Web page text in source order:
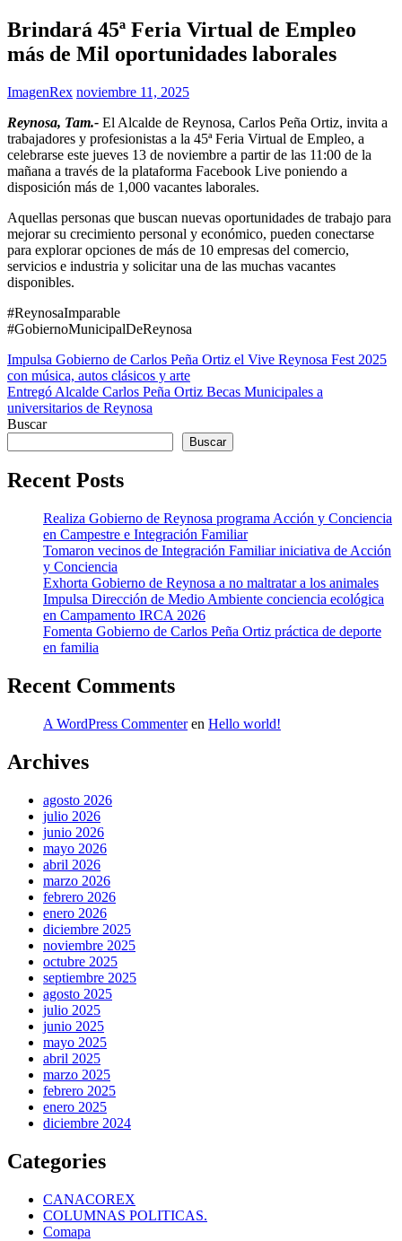
Brindará 45ª Feria Virtual de Empleo
más de Mil oportunidades laborales
ImagenRex noviembre 11, 2025
Reynosa, Tam.- El Alcalde de Reynosa, Carlos Peña Ortiz, invita a
trabajadores y profesionistas a la 45ª Feria Virtual de Empleo, a
celebrarse este jueves 13 de noviembre a partir de las 11:00 de la
mañana a través de la plataforma Facebook Live poniendo a
disposición más de 1,000 vacantes laborales.
Aquellas personas que buscan nuevas oportunidades de trabajo para
mejorar su crecimiento personal y económico, pueden conectarse
para explorar opciones de más de 10 empresas del comercio,
servicios e industria y solicitar una de las muchas vacantes
disponibles.
#ReynosaImparable
#GobiernoMunicipalDeReynosa
Navegación
de
entradas
Impulsa Gobierno de Carlos Peña Ortiz el Vive Reynosa Fest 2025
con música, autos clásicos y arte
Entregó Alcalde Carlos Peña Ortiz Becas Municipales a
universitarios de Reynosa
Buscar
Buscar
Recent Posts
Realiza Gobierno de Reynosa programa Acción y Conciencia
en Campestre e Integración Familiar
Tomaron vecinos de Integración Familiar iniciativa de Acción
y Conciencia
Exhorta Gobierno de Reynosa a no maltratar a los animales
Impulsa Dirección de Medio Ambiente conciencia ecológica
en Campamento IRCA 2026
Fomenta Gobierno de Carlos Peña Ortiz práctica de deporte
en familia
Recent Comments
A WordPress Commenteren Hello world!
Archives
agosto 2026
julio 2026
junio 2026
mayo 2026
abril 2026
marzo 2026
febrero 2026
enero 2026
diciembre 2025
noviembre 2025
octubre 2025
septiembre 2025
agosto 2025
julio 2025
junio 2025
mayo 2025
abril 2025
marzo 2025
febrero 2025
enero 2025
diciembre 2024
Categories
CANACOREX
COLUMNAS POLITICAS.
Comapa